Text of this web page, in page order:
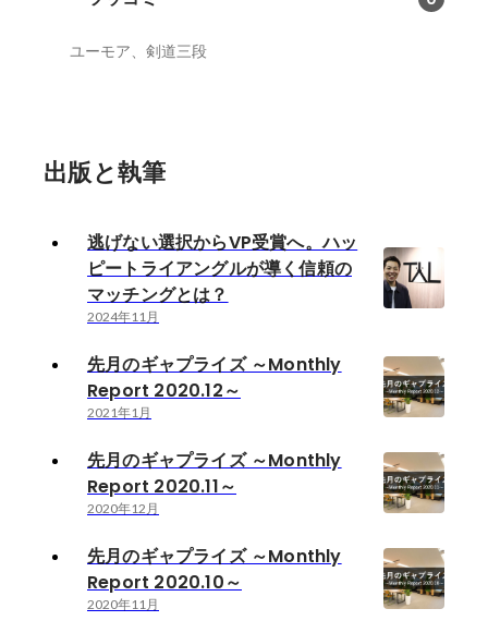
ユーモア、剣道三段
出版と執筆
逃げない選択からVP受賞へ。ハッ
ピートライアングルが導く信頼の
マッチングとは？
2024年11月
先月のギャプライズ ～Monthly
Report 2020.12～
2021年1月
先月のギャプライズ ～Monthly
Report 2020.11～
2020年12月
先月のギャプライズ ～Monthly
Report 2020.10～
2020年11月